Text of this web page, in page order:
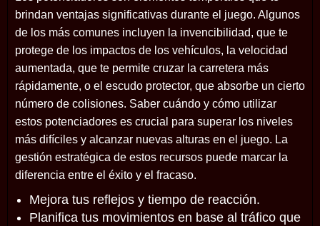
brindan ventajas significativas durante el juego. Algunos
de los más comunes incluyen la invencibilidad, que te
protege de los impactos de los vehículos, la velocidad
aumentada, que te permite cruzar la carretera más
rápidamente, o el escudo protector, que absorbe un cierto
número de colisiones. Saber cuándo y cómo utilizar
estos potenciadores es crucial para superar los niveles
más difíciles y alcanzar nuevas alturas en el juego. La
gestión estratégica de estos recursos puede marcar la
diferencia entre el éxito y el fracaso.
Mejora tus reflejos y tiempo de reacción.
Planifica tus movimientos en base al tráfico que